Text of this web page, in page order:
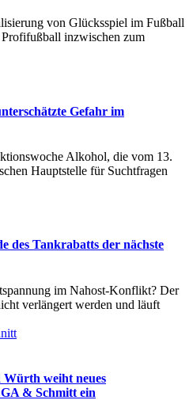
von Glücksspiel im Fußball
inzwischen zum
Gefahr im
Alkohol, die vom 13.
Hauptstelle für Suchtfragen
des Tankrabatts der nächste
im Nahost-Konflikt? Der
verlängert werden und läuft
weiht neues
& Schmitt ein